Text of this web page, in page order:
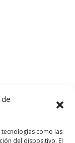
como las
del dispositivo. El